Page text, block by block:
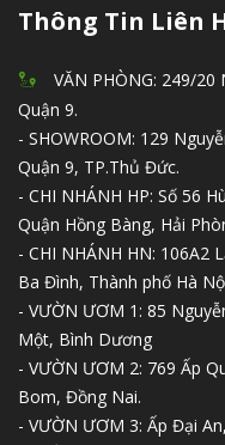
Thông Tin Liên
VĂN PHÒNG: 249/
Quận 9.
- SHOWROOM: 129
Quận 9, TP.Thủ Đức.
- CHI NHÁNH HP: Số 56
Quận Hồng Bàng, Hải
- CHI NHÁNH HN: 106A2
Ba Đình, Thành phố Hà
- VƯỜN ƯƠM 1: 85
Một, Bình Dương
- VƯỜN ƯƠM 2: 769 Ấp
Bom, Đồng Nai.
- VƯỜN ƯƠM 3: Ấp Đại